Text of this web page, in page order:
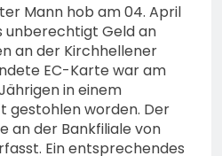
Mann hob am 04. April
unberechtigt Geld an
an der Kirchhellener
EC-Karte war am
in einem
gestohlen worden. Der
an der Bankfiliale von
Ein entsprechendes